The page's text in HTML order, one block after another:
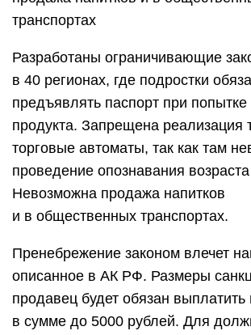
транспортах
Разработаны ограничивающие
в 40 регионах, где подростки
предъявлять паспорт при попытке
продукта. Запрещена реализация
торговые автоматы, так как там
проведение опознавания
Невозможна продажа напитков
и в общественных транспортах.
Пренебрежение законом влечет
описанное в АК РФ. Размеры
продавец будет обязан
в сумме до 5000 рублей. Для